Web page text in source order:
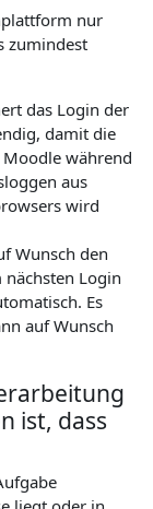
nur
zumindest
das Login der
damit die
während
aus
wird
Wunsch den
Login
Es
auf Wunsch
ist, dass